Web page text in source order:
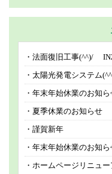
法面復旧工事(^^)/
太陽光発電システム
年末年始休業のお知ら
夏季休業のお知らせ
謹賀新年
年末年始休業のお知ら
ホームページリニュー